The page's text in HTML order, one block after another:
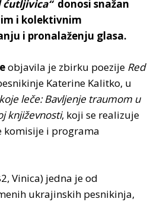
ćutljivica“donosi snažan
i kolektivnim
i pronalaženju glasa.
objavila je zbirku poezije Red
Katerine Kalitko, u
leče: Bavljenje traumom u
književnosti, koji se realizuje
komisije i programa
Vinica) jedna je od
ukrajinskih pesnikinja,